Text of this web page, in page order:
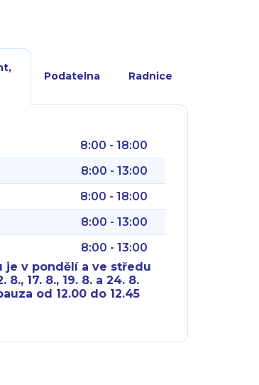
Podatelna Radnice
8:00 - 18:00
8:00 - 13:00
8:00 - 18:00
8:00 - 13:00
8:00 - 13:00
je v pondělí a ve středu
8., 17. 8., 19. 8. a 24. 8.
od 12.00 do 12.45